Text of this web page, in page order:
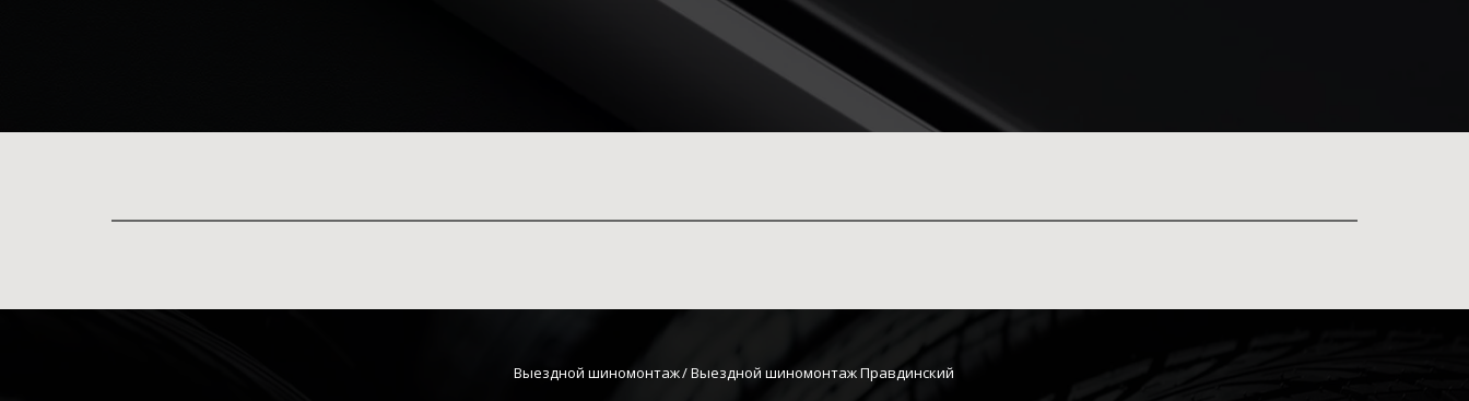
Выездной шиномонтаж / Выездной шиномонтаж Правдинский